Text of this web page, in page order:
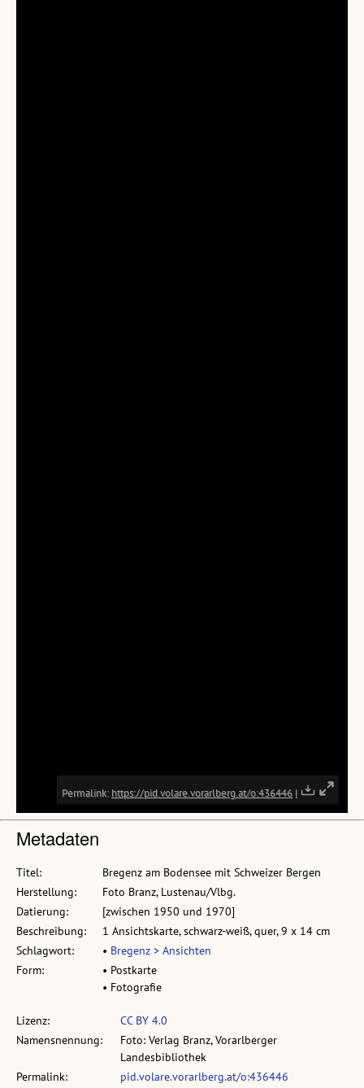
Metadaten
Titel:
Bregenz am Bodensee mit Schweizer Bergen
Herstellung:
Foto Branz, Lustenau/Vlbg.
Datierung:
[zwischen 1950 und 1970]
Beschreibung:
1 Ansichtskarte, schwarz-weiß, quer, 9 x 14 cm
Schlagwort:
• Bregenz > Ansichten
Form:
• Postkarte
• Fotografie
Lizenz:
CC BY 4.0
Namensnennung:
Foto: Verlag Branz, Vorarlberger
Landesbibliothek
Permalink:
pid.volare.vorarlberg.at/o:436446